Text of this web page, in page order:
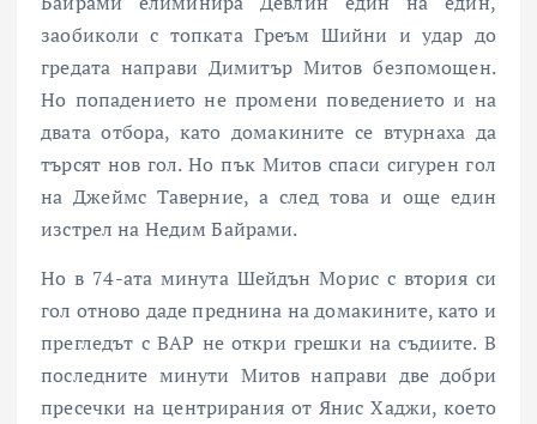
заобиколи с топката Греъм Шийни и удар до
гредата направи Димитър Митов безпомощен.
Ho попадението не промени поведението и на
двата отбора, като домакините се втурнаха да
търсят нов гол. Но пък Митов спаси сигурен гол
на Джеймс Таверние, а след това и още един
изстрел на Недим Байрами.
Но в 74-ата минута Шейдън Морис с втория си
гол отново даде преднина на домакините, като и
прегледът с ВАР не откри грешки на съдиите. В
последните минути Митов направи две добри
пресечки на центрирания от Янис Хаджи, което